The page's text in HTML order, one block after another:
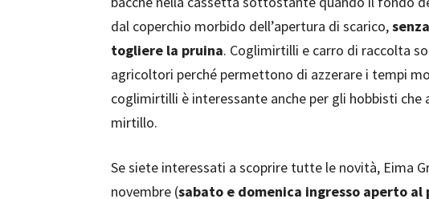
dal coperchio morbido dell’apertura di scarico,
togliere la pruina. Coglimirtilli e carro di raccolta
agricoltori perché permettono di azzerare i tempi
coglimirtilli è interessante anche per gli hobbisti che
mirtillo.
Se siete interessati a scoprire tutte le novità, Eima
novembre (sabato e domenica ingresso aperto al